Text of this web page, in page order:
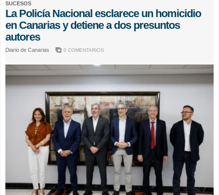
SUCESOS
La Policía Nacional esclarece un homicidio
en Canarias y detiene a dos presuntos
autores
Diario de Canarias 0 COMENTARIOS